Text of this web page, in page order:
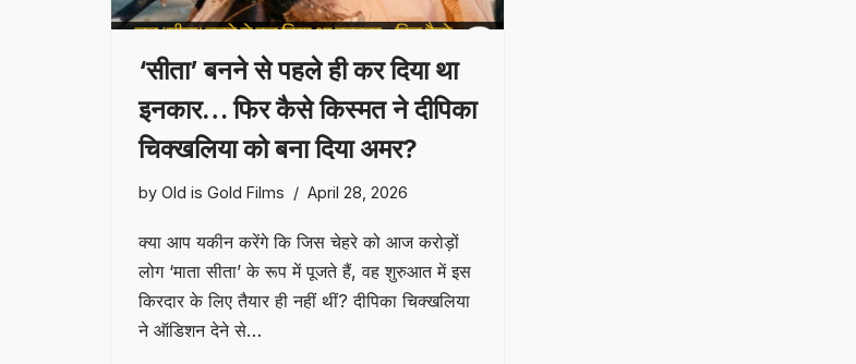
‘सीता’ बनने से पहले ही कर दिया था
इनकार… फिर कैसे किस्मत ने दीपिका
चिक्खलिया को बना दिया अमर?
by Old is Gold Films April 28, 2026
क्या आप यकीन करेंगे कि जिस चेहरे को आज करोड़ों
लोग ‘माता सीता’ के रूप में पूजते हैं, वह शुरुआत में इस
किरदार के लिए तैयार ही नहीं थीं? दीपिका चिक्खलिया
ने ऑडिशन देने से…